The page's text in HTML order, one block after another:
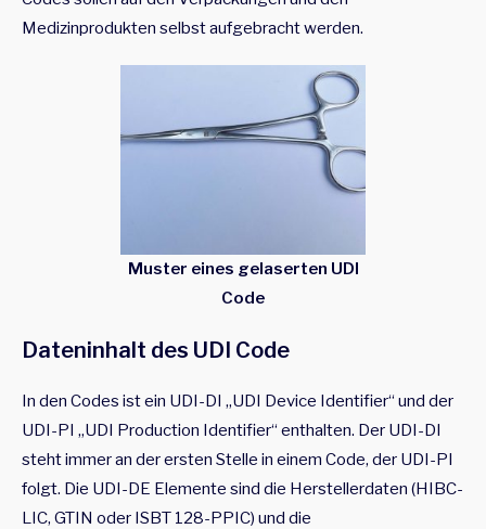
Medizinprodukten selbst aufgebracht werden.
Muster eines gelaserten UDI
Code
Dateninhalt des UDI Code
In den Codes ist ein UDI-DI „UDI Device Identifier“ und der
UDI-PI „UDI Production Identifier“ enthalten. Der UDI-DI
steht immer an der ersten Stelle in einem Code, der UDI-PI
folgt. Die UDI-DE Elemente sind die Herstellerdaten (HIBC-
LIC, GTIN oder ISBT 128-PPIC) und die